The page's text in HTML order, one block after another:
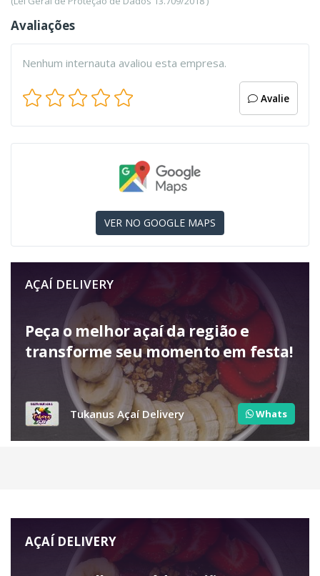
Avaliações
Nenhum internauta avaliou esta empresa.
Avalie
VER NO GOOGLE MAPS
AÇAÍ DELIVERY
Peça o melhor açaí da região e
transforme seu momento em festa!
Tukanus Açaí Delivery Whats
AÇAÍ DELIVERY